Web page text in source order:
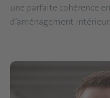
une parfaite cohérence
d’aménagement intérieur.